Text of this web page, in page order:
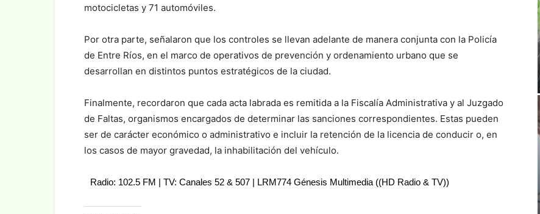
motocicletas y 71 automóviles.
Por otra parte, señalaron que los controles se llevan adelante de manera conjunta con la Policía
de Entre Ríos, en el marco de operativos de prevención y ordenamiento urbano que se
desarrollan en distintos puntos estratégicos de la ciudad.
Finalmente, recordaron que cada acta labrada es remitida a la Fiscalía Administrativa y al Juzgado
de Faltas, organismos encargados de determinar las sanciones correspondientes. Estas pueden
ser de carácter económico o administrativo e incluir la retención de la licencia de conducir o, en
los casos de mayor gravedad, la inhabilitación del vehículo.
Radio: 102.5 FM | TV: Canales 52 & 507 | LRM774 Génesis Multimedia ((HD Radio & TV))